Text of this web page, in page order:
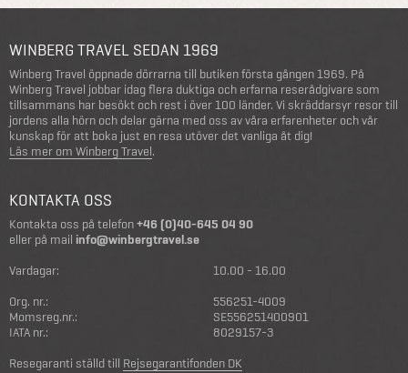
WINBERG TRAVEL SEDAN 1969
Winberg Travel öppnade dörrarna till butiken första gången 1969. På
Winberg Travel jobbar idag flera duktiga och erfarna reserådgivare som
tillsammans har besökt och rest i över 100 länder. Vi skräddarsyr resor till
jordens alla hörn och delar gärna med oss av våra erfarenheter och vår
kunskap för att boka just en resa utöver det vanliga åt dig!
Läs mer om Winberg Travel.
KONTAKTA OSS
Kontakta oss på telefon+46 (0)40-645 04 90
eller på mail info@winbergtravel.se
Vardagar:
10.00 - 16.00
Org. nr.:
556251-4009
Momsreg.nr.:
SE556251400901
IATA nr.:
8029157-3
Resegaranti ställd till Rejsegarantifonden DK